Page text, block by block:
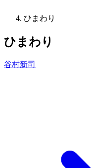
ひまわり
ひまわり
谷村新司